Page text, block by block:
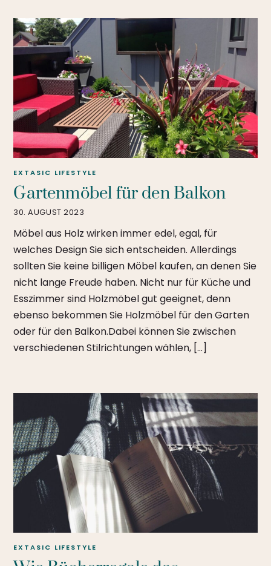
30. AUGUST 2023
Gartenmöbel für den Balkon
EXTASIC LIFESTYLE
Möbel aus Holz wirken immer edel, egal, für
welches Design Sie sich entscheiden. Allerdings
sollten Sie keine billigen Möbel kaufen, an denen Sie
nicht lange Freude haben. Nicht nur für Küche und
Esszimmer sind Holzmöbel gut geeignet, denn
ebenso bekommen Sie Holzmöbel für den Garten
oder für den Balkon.Dabei können Sie zwischen
verschiedenen Stilrichtungen wählen, […]
EXTASIC LIFESTYLE